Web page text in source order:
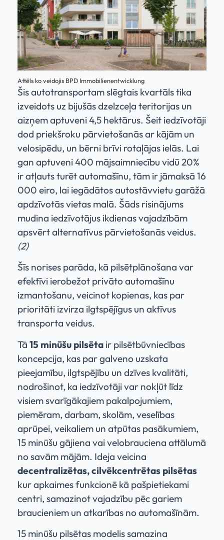
Attēls ko veidojis BPD Immobilienentwicklung
Šis autotransportam slēgtais kvartāls tika
izveidots uz bijušās dzelzceļa teritorijas un
aizņem aptuveni 4,5 hektārus. Šeit iedzīvotāji
dod priekšroku pārvietošanās ar kājām un
velosipēdu, un bērni brīvi rotaļājas ielās. Lai
gan aptuveni 400 mājsaimniecību vidū 20%
ir atļauts turēt automašīnu, tām ir jāmaksā 16
000 eiro, lai iegādātos autostāvvietu garāžā
apdzīvotās vietas malā. Šāds risinājums
mudina iedzīvotājus ikdienas vajadzībām
apsvērt alternatīvus pārvietošanās veidus.
(2)
Šīs norises parāda, kā pilsētplānošana var
efektīvi ierobežot privāto automašīnu
izmantošanu, veicinot kopienas, kas par
prioritāti izvirza ilgtspējīgus un aktīvus
transporta veidus.
Tā15 minūšu pilsēta ir pilsētbūvniecības
koncepcija, kas par galveno uzskata
pieejamību, ilgtspējību un dzīves kvalitāti,
nodrošinot, ka iedzīvotāji var nokļūt līdz
visiem svarīgākajiem pakalpojumiem,
piemēram, darbam, skolām, veselības
aprūpei, veikaliem un atpūtas pasākumiem,
15 minūšu gājiena vai velobrauciena attālumā
no savām mājām. Ideja veicina
decentralizētas, cilvēkcentrētas pilsētas
kur apkaimes funkcionē kā pašpietiekami
centri, samazinot vajadzību pēc gariem
braucieniem un atkarības no automašīnām.
15 minūšu pilsētas modelis samazina